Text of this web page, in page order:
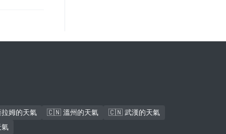
姆的天氣 🇨🇳 溫州的天氣
🇨🇳 武漢的天氣